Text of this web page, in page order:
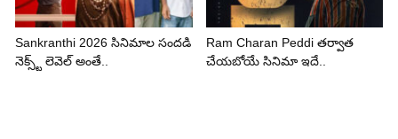
Sankranthi 2026 సినిమాల సందడి
నెక్స్ట్ లెవెల్ అంతే..
Ram Charan Peddi తర్వాత
చేయబోయే సినిమా ఇదే..